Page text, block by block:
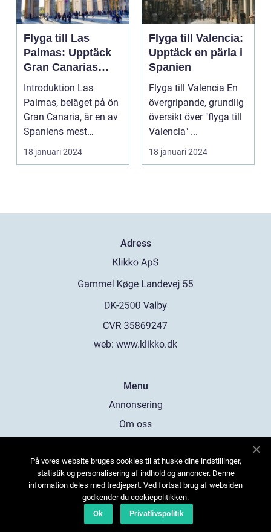
Flyga till Las
Palmas: Upptäck
Gran Canarias
pärla
Introduktion Las
Palmas, beläget på ön
Gran Canaria, är en av
Spaniens mest
populära
semesterdestina...
18 januari 2024
Flyga till Valencia:
Upptäck en pärla i
Spanien
Flyga till Valencia En
övergripande, grundlig
översikt över "flyga till
Valencia" ...
18 januari 2024
Adress
web: www.klikko.dk
Menu
Annonsering
Om oss
Kontakta oss
Sitemap
På vores website bruges cookies til at huske dine indstillinger,
statistik og personalisering af indhold og annoncer. Denne
information deles med tredjepart. Ved fortsat brug af websiden
godkender du cookiepolitikken.
Ok
Privatlivspolitik